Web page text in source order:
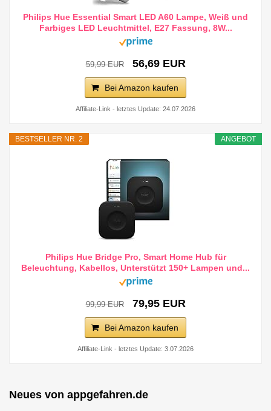
Philips Hue Essential Smart LED A60 Lampe, Weiß und
Farbiges LED Leuchtmittel, E27 Fassung, 8W...
59,99 EUR 56,69 EUR
Bei Amazon kaufen
Affiliate-Link - letztes Update: 24.07.2026
ANGEBOT
BESTSELLER NR. 2
Philips Hue Bridge Pro, Smart Home Hub für
Beleuchtung, Kabellos, Unterstützt 150+ Lampen und...
99,99 EUR 79,95 EUR
Bei Amazon kaufen
Affiliate-Link - letztes Update: 3.07.2026
Neues von appgefahren.de